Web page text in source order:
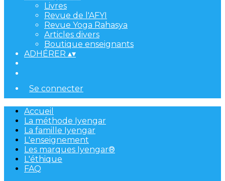
Livres
Revue de l'AFYI
Revue Yoga Rahasya
Articles divers
Boutique enseignants
ADHÉRER ▴▾
Se connecter
Accueil
La méthode Iyengar
La famille Iyengar
L'enseignement
Les marques Iyengar®
L'éthique
FAQ